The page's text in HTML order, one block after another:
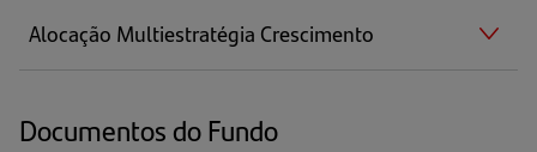
Alocação Multiestratégia Crescimento
Documentos do Fundo